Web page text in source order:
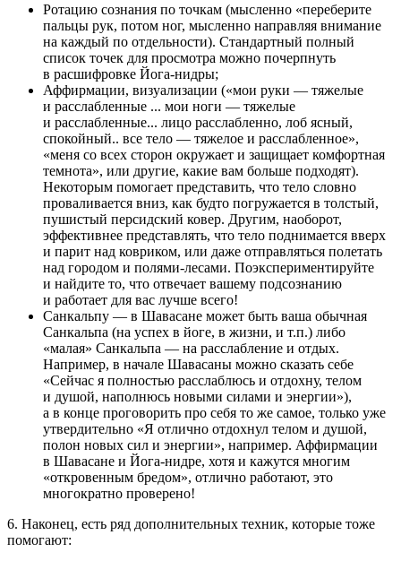
Ротацию сознания по точкам (мысленно «переберите
пальцы рук, потом ног, мысленно направляя внимание
на каждый по отдельности). Стандартный полный
список точек для просмотра можно почерпнуть
в расшифровке Йога-нидры;
Аффирмации, визуализации («мои руки — тяжелые
и расслабленные ... мои ноги — тяжелые
и расслабленные... лицо расслабленно, лоб ясный,
спокойный.. все тело — тяжелое и расслабленное»,
«меня со всех сторон окружает и защищает комфортная
темнота», или другие, какие вам больше подходят).
Некоторым помогает представить, что тело словно
проваливается вниз, как будто погружается в толстый,
пушистый персидский ковер. Другим, наоборот,
эффективнее представлять, что тело поднимается вверх
и парит над ковриком, или даже отправляться полетать
над городом и полями-лесами. Поэкспериментируйте
и найдите то, что отвечает вашему подсознанию
и работает для вас лучше всего!
Санкальпу — в Шавасане может быть ваша обычная
Санкальпа (на успех в йоге, в жизни, и т.п.) либо
«малая» Санкальпа — на расслабление и отдых.
Например, в начале Шавасаны можно сказать себе
«Сейчас я полностью расслаблюсь и отдохну, телом
и душой, наполнюсь новыми силами и энергии»),
а в конце проговорить про себя то же самое, только уже
утвердительно «Я отлично отдохнул телом и душой,
полон новых сил и энергии», например. Аффирмации
в Шавасане и Йога-нидре, хотя и кажутся многим
«откровенным бредом», отлично работают, это
многократно проверено!
6. Наконец, есть ряд дополнительных техник, которые тоже
помогают: